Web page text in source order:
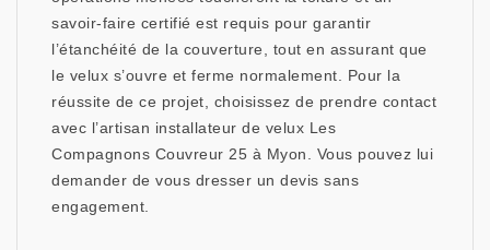
savoir-faire certifié est requis pour garantir
l’étanchéité de la couverture, tout en assurant que
le velux s’ouvre et ferme normalement. Pour la
réussite de ce projet, choisissez de prendre contact
avec l’artisan installateur de velux Les
Compagnons Couvreur 25 à Myon. Vous pouvez lui
demander de vous dresser un devis sans
engagement.